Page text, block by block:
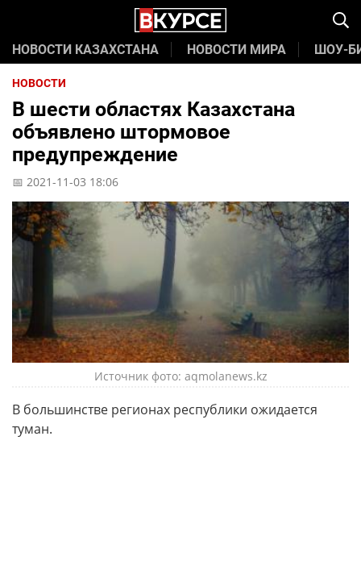
НОВОСТИ КАЗАХСТАНА НОВОСТИ МИРА ШОУ-
НОВОСТИ
В шести областях Казахстана
объявлено штормовое
предупреждение
📅 2021-11-03 18:06
Источник фото: aqmolanews.kz
В большинстве регионах республики ожидается
туман.